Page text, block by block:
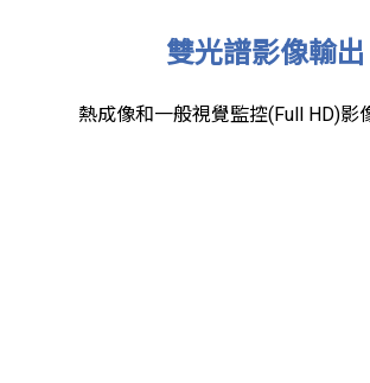
雙光譜影像輸出
熱成像和一般視覺監控(Full HD)影